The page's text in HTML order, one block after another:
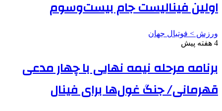
اولین فینالیست جام بیست‌وسوم
ورزش > فوتبال جهان
4 هفته پیش
برنامه مرحله نیمه نهایی با چهار مدعی
قهرمانی/ جنگ غول‌ها برای فینال